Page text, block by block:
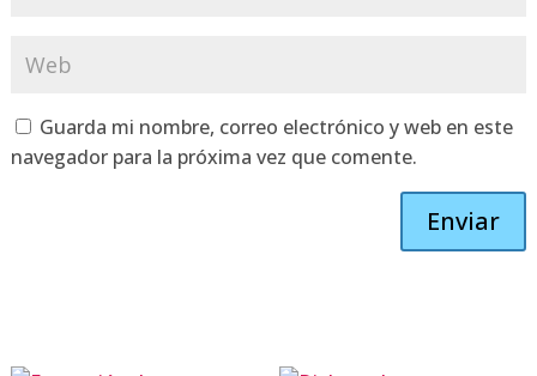
Guarda mi nombre, correo electrónico y web en este
navegador para la próxima vez que comente.
Enviar